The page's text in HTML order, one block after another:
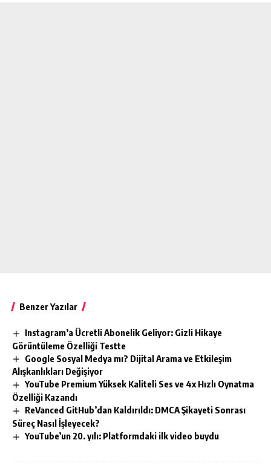
Benzer Yazılar
Instagram’a Ücretli Abonelik Geliyor: Gizli Hikaye
Görüntüleme Özelliği Testte
Google Sosyal Medya mı? Dijital Arama ve Etkileşim
Alışkanlıkları Değişiyor
YouTube Premium Yüksek Kaliteli Ses ve 4x Hızlı Oynatma
Özelliği Kazandı
ReVanced GitHub’dan Kaldırıldı: DMCA Şikayeti Sonrası
Süreç Nasıl İşleyecek?
YouTube’un 20. yılı: Platformdaki ilk video buydu